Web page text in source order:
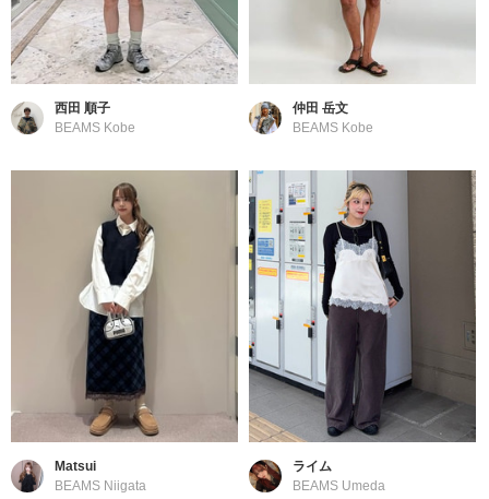
西田 順子
BEAMS Kobe
仲田 岳文
BEAMS Kobe
Matsui
BEAMS Niigata
ライム
BEAMS Umeda